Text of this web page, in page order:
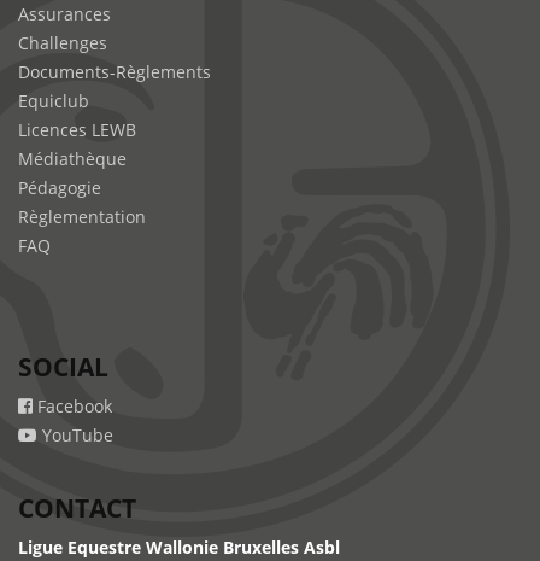
Assurances
Challenges
Documents-Règlements
Equiclub
Licences LEWB
Médiathèque
Pédagogie
Règlementation
FAQ
SOCIAL
Facebook
YouTube
CONTACT
Ligue Equestre Wallonie Bruxelles Asbl